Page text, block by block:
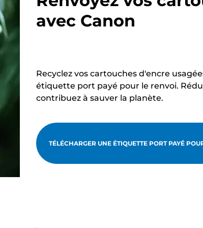
avec Canon
Recyclez vos cartouches d'encre
étiquette port payé pour le renvoi.
contribuez à sauver la planète.
TÉLÉCHARGER UNE ÉTIQUETTE PORT PAYÉ